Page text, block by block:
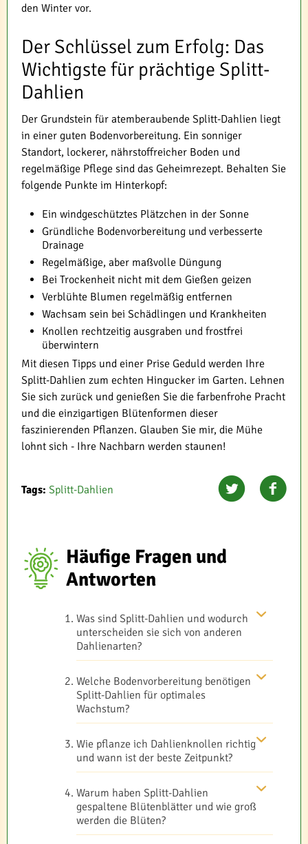
den Winter vor.
Der Schlüssel zum Erfolg: Das
Wichtigste für prächtige Splitt-
Dahlien
Der Grundstein für atemberaubende Splitt-Dahlien liegt
in einer guten Bodenvorbereitung. Ein sonniger
Standort, lockerer, nährstoffreicher Boden und
regelmäßige Pflege sind das Geheimrezept. Behalten Sie
folgende Punkte im Hinterkopf:
Ein windgeschütztes Plätzchen in der Sonne
Gründliche Bodenvorbereitung und verbesserte
Drainage
Regelmäßige, aber maßvolle Düngung
Bei Trockenheit nicht mit dem Gießen geizen
Verblühte Blumen regelmäßig entfernen
Wachsam sein bei Schädlingen und Krankheiten
Knollen rechtzeitig ausgraben und frostfrei
überwintern
Mit diesen Tipps und einer Prise Geduld werden Ihre
Splitt-Dahlien zum echten Hingucker im Garten. Lehnen
Sie sich zurück und genießen Sie die farbenfrohe Pracht
und die einzigartigen Blütenformen dieser
faszinierenden Pflanzen. Glauben Sie mir, die Mühe
lohnt sich - Ihre Nachbarn werden staunen!
Tags: Splitt-Dahlien
Häufige Fragen und
Antworten
Was sind Splitt-Dahlien und wodurch
unterscheiden sie sich von anderen
Dahlienarten?
Welche Bodenvorbereitung benötigen
Splitt-Dahlien für optimales
Wachstum?
Wie pflanze ich Dahlienknollen richtig
und wann ist der beste Zeitpunkt?
Warum haben Splitt-Dahlien
gespaltene Blütenblätter und wie groß
werden die Blüten?